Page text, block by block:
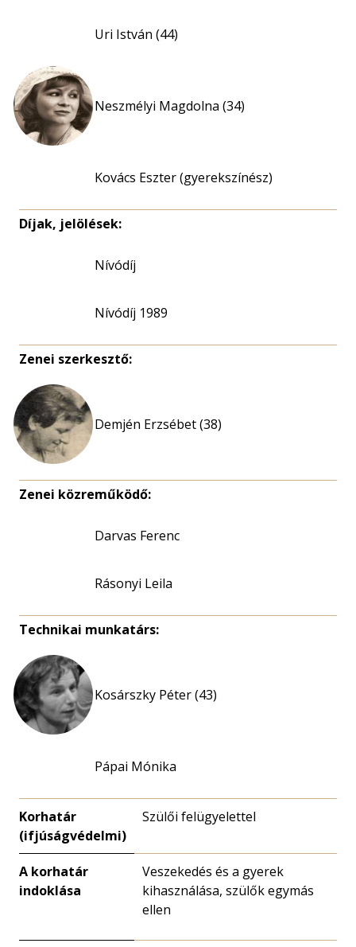
Uri István (44)
Neszmélyi Magdolna (34)
Kovács Eszter (gyerekszínész)
Díjak, jelölések:
Nívódíj
Nívódíj 1989
Zenei szerkesztő:
Demjén Erzsébet (38)
Zenei közreműködő:
Darvas Ferenc
Rásonyi Leila
Technikai munkatárs:
Kosárszky Péter (43)
Pápai Mónika
Korhatár
(ifjúságvédelmi)
Szülői felügyelettel
A korhatár
indoklása
Veszekedés és a gyerek
kihasználása, szülők egymás
ellen